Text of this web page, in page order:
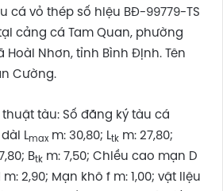
cá vỏ thép số hiệu BĐ-99779-TS
cảng cá Tam Quan, phường
Hoài Nhơn, tỉnh Bình Định. Tên
Cường.
tàu: Số đăng ký tàu cá
Lmax m: 30,80; Ltk m: 27,80;
Btk m: 7,50; Chiều cao mạn D
2,90; Mạn khô f m: 1,00; vật liệu